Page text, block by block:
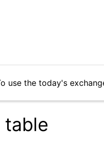
use the today's
table